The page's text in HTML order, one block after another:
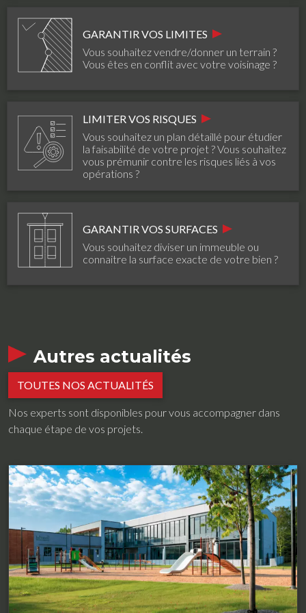
GARANTIR VOS LIMITES
Vous souhaitez vendre/donner un terrain ?
Vous êtes en conflit avec votre voisinage ?
LIMITER VOS RISQUES
Vous souhaitez un plan détaillé pour étudier
la faisabilité de votre projet ? Vous souhaitez
vous prémunir contre les risques liés à vos
opérations ?
GARANTIR VOS SURFACES
Vous souhaitez diviser un immeuble ou
connaitre la surface exacte de votre bien ?
Autres actualités
TOUTES NOS ACTUALITÉS
Nos experts sont disponibles pour vous accompagner dans
chaque étape de vos projets.